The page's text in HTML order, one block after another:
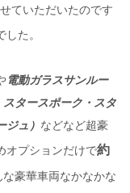
ていただいたのです
た。
電動ガラスサンルー
スタースポーク・スタ
ュ） などなど超豪
オプションだけで約
豪華車両なかなかな